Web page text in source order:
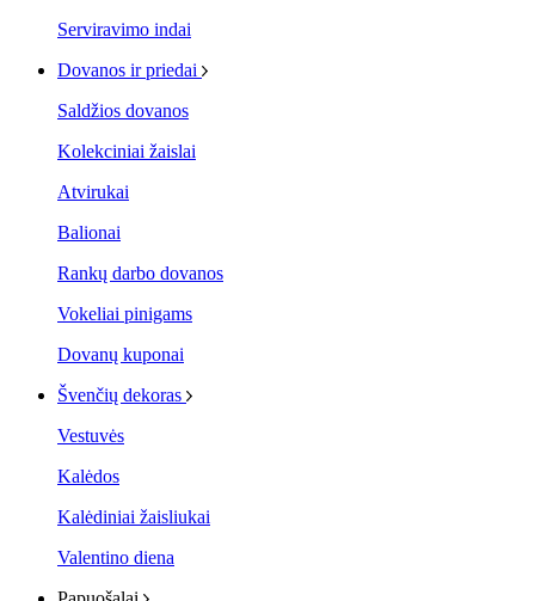
Serviravimo indai
Dovanos ir priedai
Saldžios dovanos
Kolekciniai žaislai
Atvirukai
Balionai
Rankų darbo dovanos
Vokeliai pinigams
Dovanų kuponai
Švenčių dekoras
Vestuvės
Kalėdos
Kalėdiniai žaisliukai
Valentino diena